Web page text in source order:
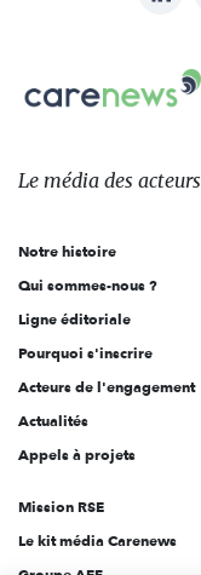
sur:
Le
des
l'engagement
Le média des acteurs
Notre histoire
Qui sommes-nous ?
Ligne éditoriale
Pourquoi s'inscrire
Acteurs de l'engagement
Actualités
Appels à projets
Mission RSE
Le kit média Carenews